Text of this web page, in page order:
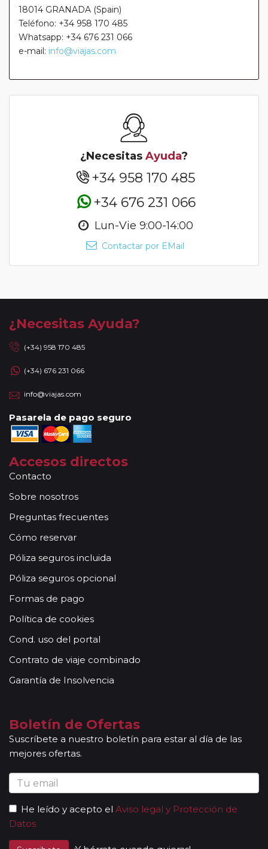
18014 GRANADA (Spain)
Teléfono: +34 958 170 485
Whatsapp: +34 676 231 066
e-mail: info@viajas.com
¿Necesitas Ayuda?
+34 958 170 485
+34 676 231 066
Lun-Vie 9:00-14:00
Contactar por EMail
¿Necesitas Ayuda?
(+34) 958 170 485
(+34) 676 231 066
info@viajas.com
Pasarela de pago seguro
Accesos directos
Contacto
Sobre nosotros
Preguntas frecuentes
Cómo reservar
Póliza seguros incluida
Póliza seguros opcional
Formas de pago
Política de cookies
Cond. uso del portal
Contrato de viaje combinado
Garantía de Insolvencia
Boletín de Ofertas
Suscríbete a nuestro boletín para estar al día de las
mejores ofertas.
He leído y acepto el Aviso legal y Protección de
Datos